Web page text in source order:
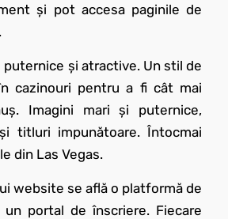
și pot accesa paginile de
și atractive. Un stil de
cazinouri pentru a fi cât mai
Imagini mari și puternice,
titluri impunătoare. Întocmai
din Las Vegas.
website se află o platformă de
un portal de înscriere. Fiecare